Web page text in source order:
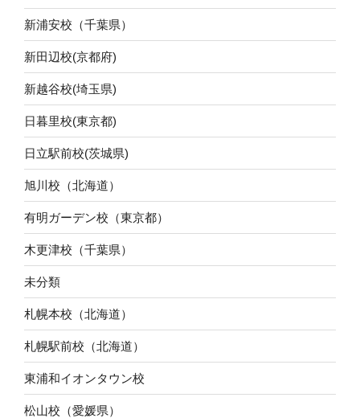
新浦安校（千葉県）
新田辺校(京都府)
新越谷校(埼玉県)
日暮里校(東京都)
日立駅前校(茨城県)
旭川校（北海道）
有明ガーデン校（東京都）
木更津校（千葉県）
未分類
札幌本校（北海道）
札幌駅前校（北海道）
東浦和イオンタウン校
松山校（愛媛県）